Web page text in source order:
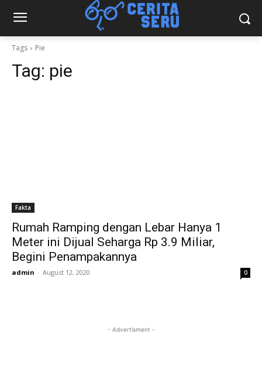
Tags Pie
Tag: pie
Fakta
Rumah Ramping dengan Lebar Hanya 1
Meter ini Dijual Seharga Rp 3.9 Miliar,
Begini Penampakannya
admin - August 12, 2020 0
- Advertisment -